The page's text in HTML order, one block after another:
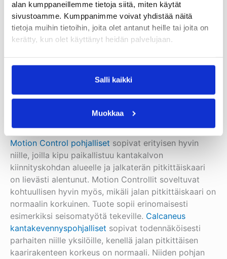
alan kumppaneillemme tietoja siitä, miten käytät
sivustoamme. Kumppanimme voivat yhdistää näitä
tietoja muihin tietoihin, joita olet antanut heille tai joita on
kerätty, kun olet käyttänyt heidän palvelujaan.
Salli kaikki
Muokkaa
kantapäästä spesifisti pehmennettyjen ja
pitkittäiskaarta tukevien valmispohjallisen käyttö on
tehokkaampaa plantaarifaskiitissa kuin
materiaaliltaan pehmeiden tai ohuiden pohjallisten
käyttö (12). Pohjallisessa oleva kantapään alueen
pehmennys on myös kliinisen kokemuksen
perusteella osoittautunut toimivaksi
plantaarifaskiitissa. Pelkkä pohjallisten pehmeys ei
Motion Control pohjalliset sopivat erityisen hyvin
niille, joilla kipu paikallistuu kantakalvon
kiinnityskohdan alueelle ja jalkaterän pitkittäiskaari
on lievästi alentunut. Motion Controllit soveltuvat
kohtuullisen hyvin myös, mikäli jalan pitkittäiskaari on
normaalin korkuinen. Tuote sopii erinomaisesti
esimerkiksi seisomatyötä tekeville. Calcaneus
kantakevennyspohjalliset sopivat todennäköisesti
parhaiten niille yksilöille, kenellä jalan pitkittäisen
kaarirakenteen korkeus on normaali. Niiden pohjan